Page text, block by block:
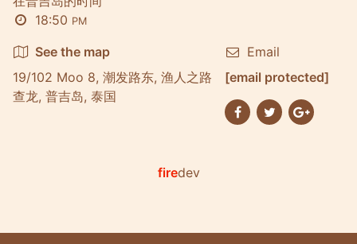
18:50 PM
See the map
19/102 Moo 8, 潮发路东, 渔人之路
查龙, 普吉岛, 泰国
Email
[email protected]
firedev